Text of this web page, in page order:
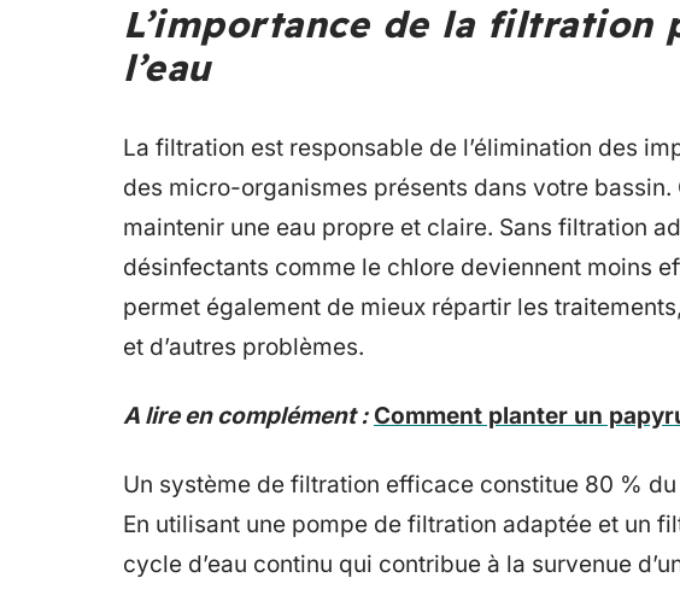
L’importance de la filtration
l’eau
La filtration est responsable de l’élimination des
des micro-organismes présents dans votre
maintenir une eau propre et claire. Sans filtration
désinfectants comme le chlore deviennent moins
permet également de mieux répartir les
et d’autres problèmes.
A lire en complément : Comment planter un
Un système de filtration efficace constitue 80 %
En utilisant une pompe de filtration adaptée et un
cycle d’eau continu qui contribue à la survenue